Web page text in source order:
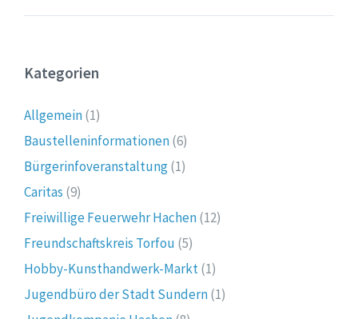
Kategorien
Allgemein(1)
Baustelleninformationen(6)
Bürgerinfoveranstaltung(1)
Caritas (9)
Freiwillige Feuerwehr Hachen(12)
Freundschaftskreis Torfou (5)
Hobby-Kunsthandwerk-Markt(1)
Jugendbüro der Stadt Sundern(1)